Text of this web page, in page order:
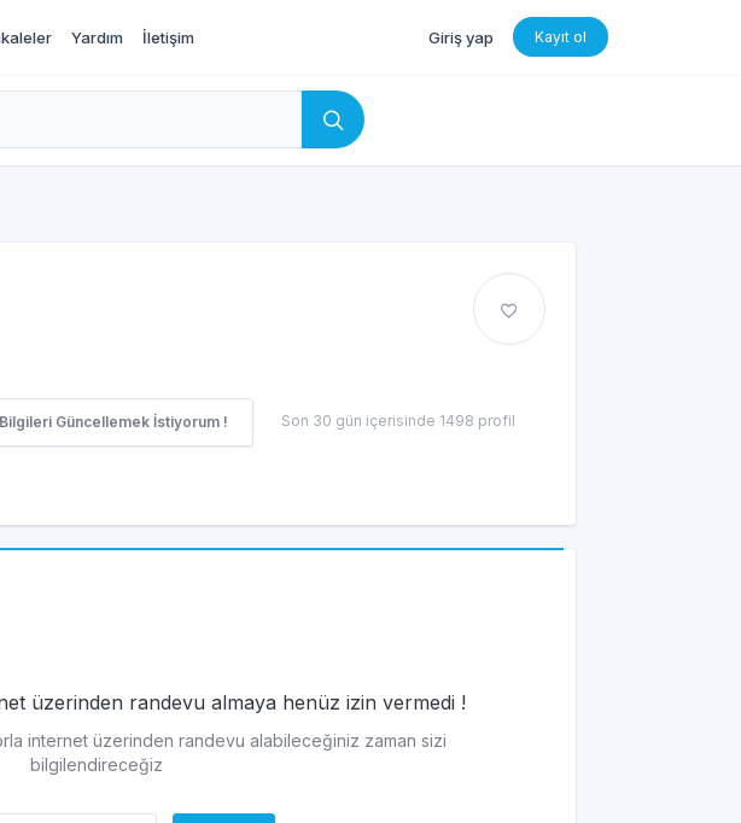
Giriş yap Kayıt ol
Yardım İletişim
Güncellemek İstiyorum ! Son 30 gün içerisinde 1498 profil
üzerinden randevu almaya henüz izin vermedi !
internet üzerinden randevu alabileceğiniz zaman sizi
bilgilendireceğiz